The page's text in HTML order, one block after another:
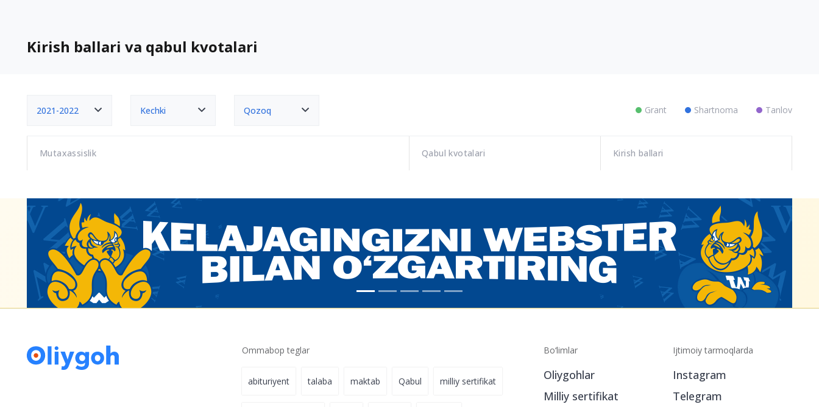
Kirish ballari va qabul kvotalari
2021-2022 Kechki Qozoq Grant Shartnoma Tanlov
Mutaxassislik Qabul kvotalari Kirish ballari
Ommabop teglar
abituriyent talaba maktab Qabul milliy sertifikat
Bo‘limlar
Oliygohlar
Milliy sertifikat
Ijtimoiy tarmoqlarda
Instagram
Telegram